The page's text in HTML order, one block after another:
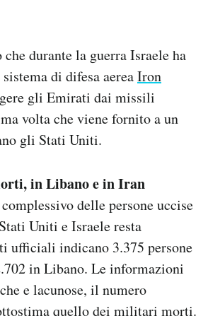
che durante la guerra Israele ha
di difesa aereaIron
gli Emirati dai missili
volta che viene fornito a un
gli Stati Uniti.
in Libano e in Iran
delle persone uccise
Uniti e Israele resta
ufficiali indicano 3.375 persone
in Libano. Le informazioni
e lacunose, il numero
quello dei militari morti.